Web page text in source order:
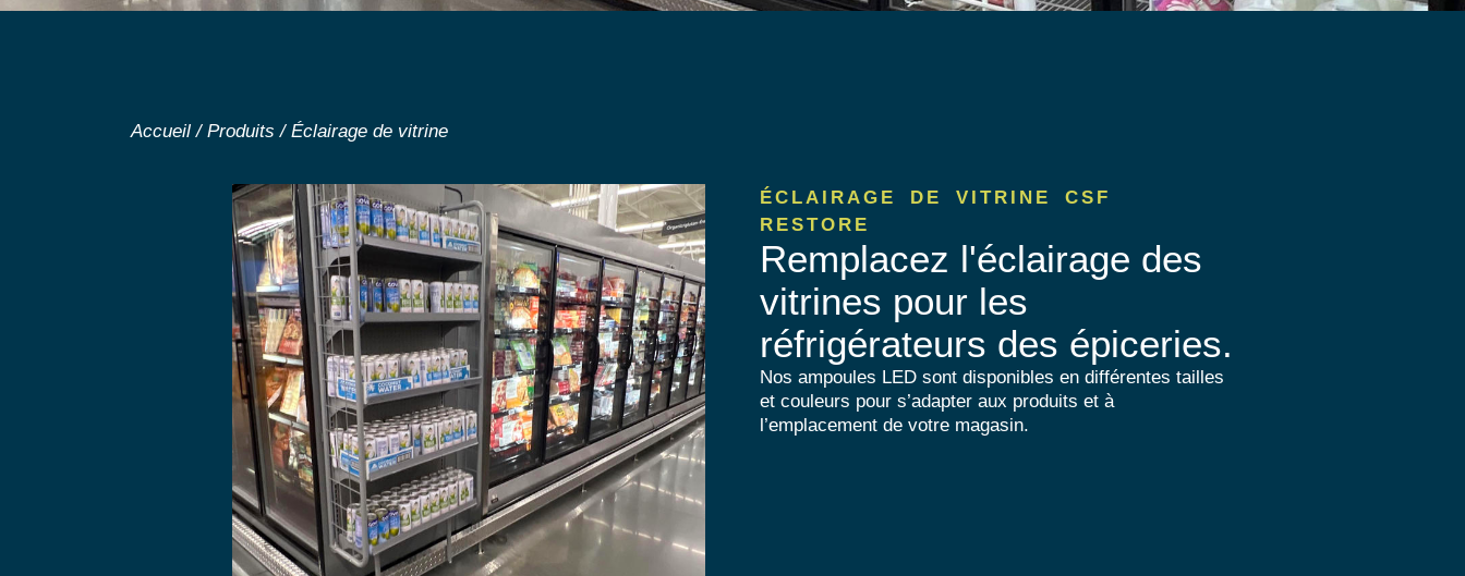
Accueil / Produits / Éclairage de vitrine
ÉCLAIRAGE DE VITRINE CSF
RESTORE
Remplacez l'éclairage des
vitrines pour les
réfrigérateurs des épiceries.
Nos ampoules LED sont disponibles en différentes tailles
et couleurs pour s’adapter aux produits et à
l’emplacement de votre magasin.